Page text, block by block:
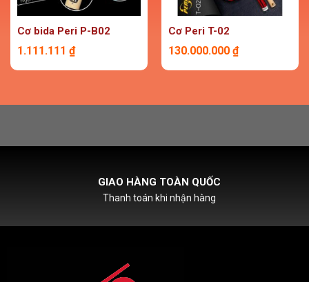
Cơ bida Peri P-B02
1.111.111 ₫
Cơ Peri T-02
130.000.000 ₫
HỖ TRỢ PHÍ SHIPCOD